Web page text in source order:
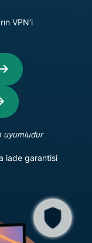
VPN’i
uyumludur
iade garantisi